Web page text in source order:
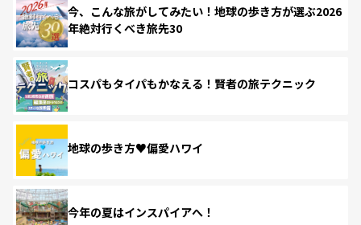
今、こんな旅がしてみたい！地球の歩き方が選ぶ2026
年絶対行くべき旅先30
コスパもタイパもかなえる！賢者の旅テクニック
地球の歩き方♥偏愛ハワイ
今年の夏はインスパイアへ！